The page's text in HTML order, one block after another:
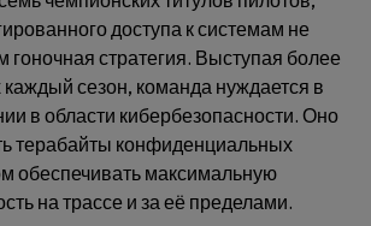
доступа к системам не
гоночная стратегия. Выступая более
сезон, команда нуждается в
в области кибербезопасности. Оно
терабайты конфиденциальных
обеспечивать максимальную
на трассе и за её пределами.